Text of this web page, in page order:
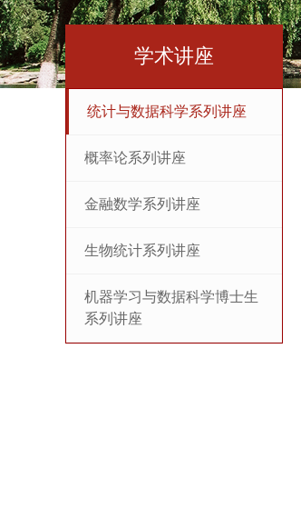
学术讲座
统计与数据科学系列讲座
概率论系列讲座
金融数学系列讲座
生物统计系列讲座
机器学习与数据科学博士生
系列讲座